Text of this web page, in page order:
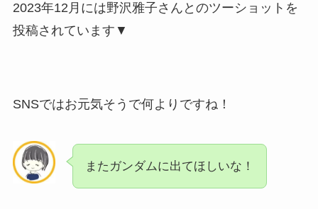
2023年12月には野沢雅子さんとのツーショットを
投稿されています▼
SNSではお元気そうで何よりですね！
またガンダムに出てほしいな！